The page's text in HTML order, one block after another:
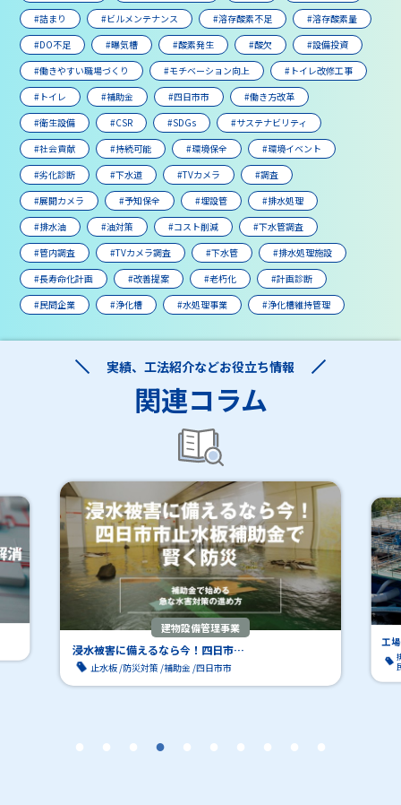
#詰まり
#ビルメンテナンス #溶存酸素不足
#溶存酸素量
#DO不足
#曝気槽 #酸素発生 #酸欠
#設備投資
#働きやすい職場づくり
#モチベーション向上
#トイレ改修工事
#トイレ
#補助金 #四日市市
#働き方改革
#衛生設備
#CSR #SDGs
#サステナビリティ
#社会貢献
#持続可能 #環境保全
#環境イベント
#劣化診断
#下水道 #TVカメラ
#調査
#展開カメラ
#予知保全 #埋設管
#排水処理
#排水油
#油対策 #コスト削減
#下水管調査
#管内調査
#TVカメラ調査 #下水管
#排水処理施設
#長寿命化計画
#改善提案 #老朽化
#計画診断
#民間企業
#浄化槽 #水処理事業 #浄化槽維持管理
実績、工法紹介などお役立ち情報
関連コラム
建物設備管理事業
浸水被害に備えるなら今！四日市…
止水板 防災対策 補助金 四日市市
工